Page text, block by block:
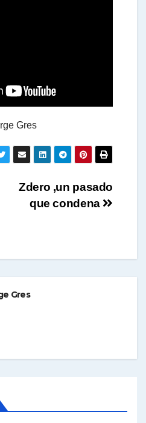
Gres
Zdero ,un pasado
que condena
Gres